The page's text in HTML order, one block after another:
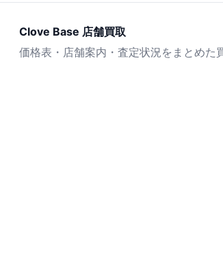
Clove Base 店舗買取
価格表・店舗案内・査定状況をまとめた